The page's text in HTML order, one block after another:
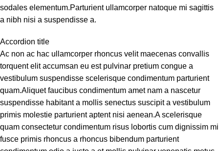
sodales elementum.Parturient ullamcorper natoque mi sagittis
a nibh nisi a suspendisse a.
Accordion title
Ac non ac hac ullamcorper rhoncus velit maecenas convallis
torquent elit accumsan eu est pulvinar pretium congue a
vestibulum suspendisse scelerisque condimentum parturient
quam.Aliquet faucibus condimentum amet nam a nascetur
suspendisse habitant a mollis senectus suscipit a vestibulum
primis molestie parturient aptent nisi aenean.A scelerisque
quam consectetur condimentum risus lobortis cum dignissim mi
fusce primis rhoncus a rhoncus bibendum parturient